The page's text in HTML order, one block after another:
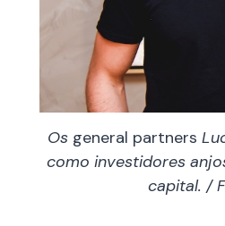
Os general partners
como investidores
capital. /